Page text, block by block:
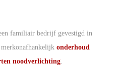
familiair bedrijf gevestigd in
onderhoud
noodverlichting